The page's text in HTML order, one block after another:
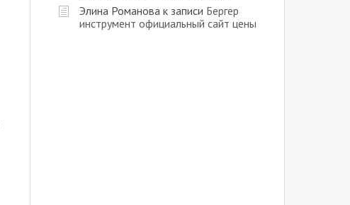
Элина Романова к записи Бергер
инструмент официальный сайт цены